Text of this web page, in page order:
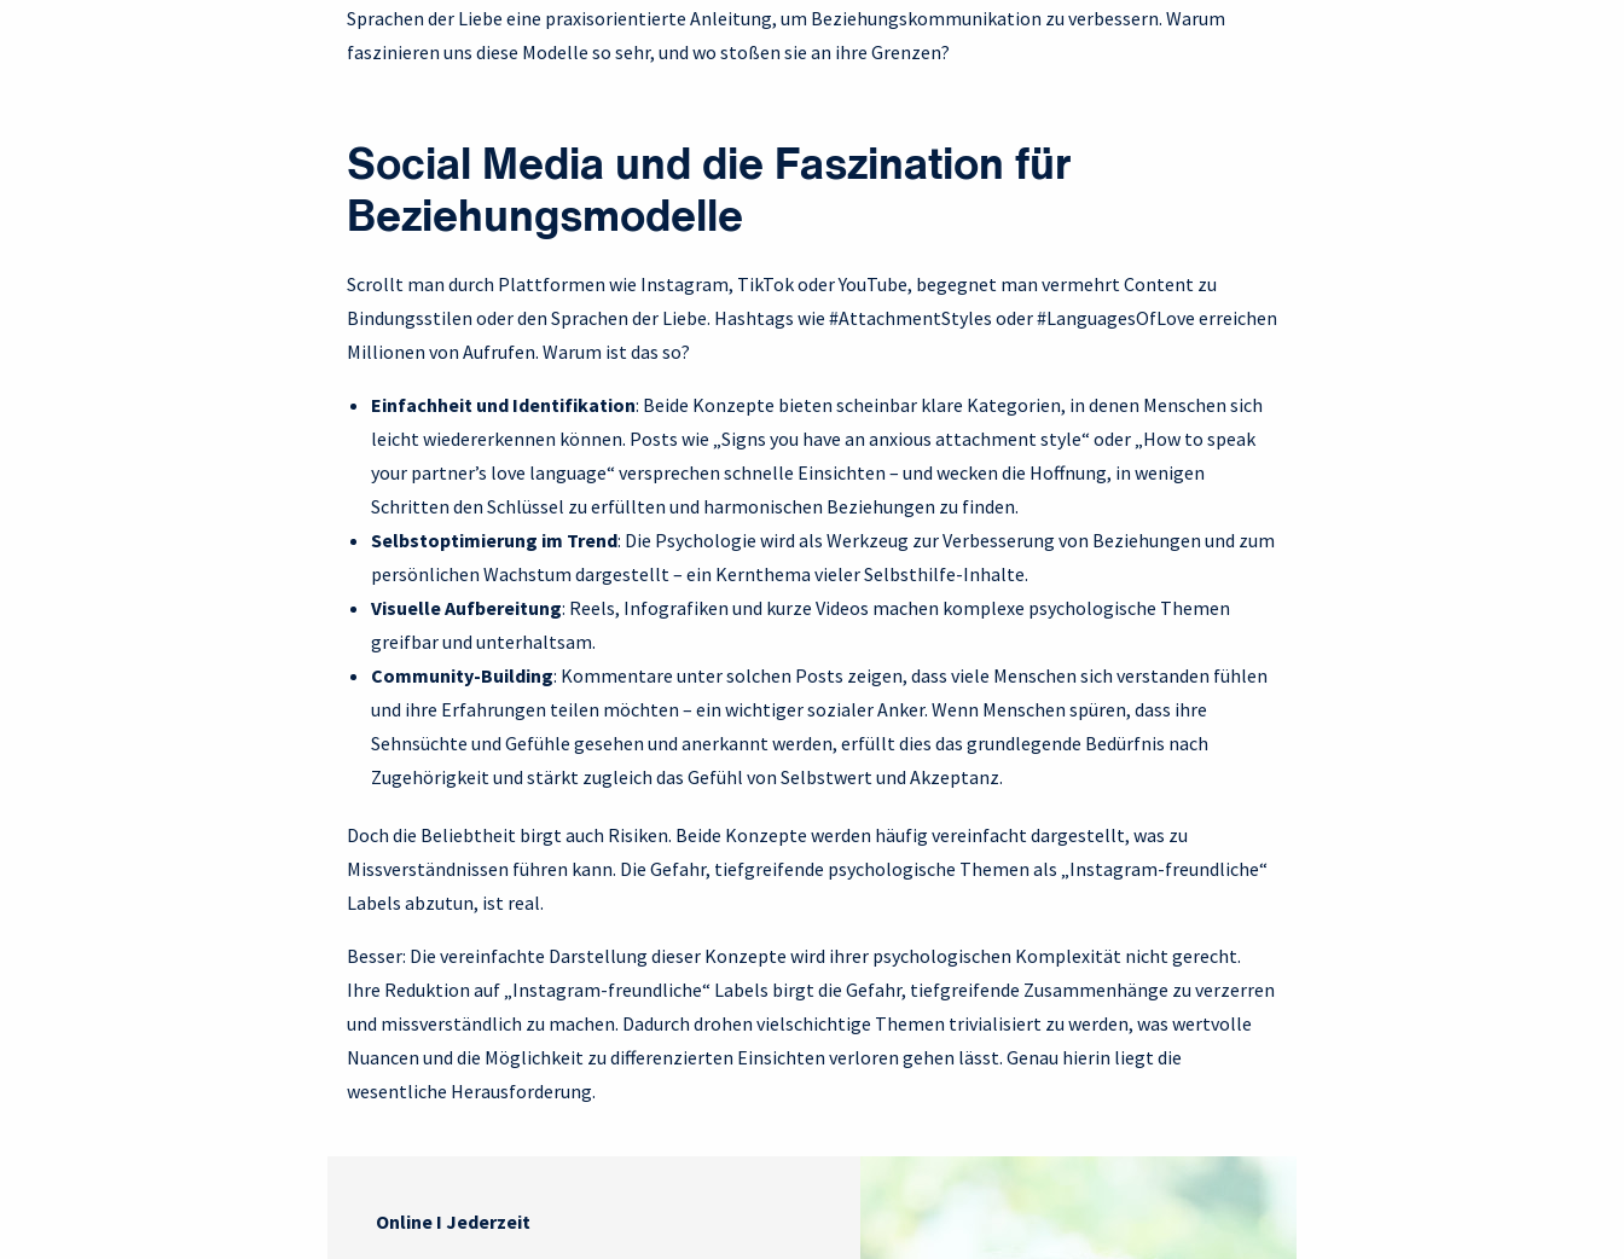
Sprachen der Liebe eine praxisorientierte Anleitung, um Beziehungskommunikation zu verbessern. Warum
faszinieren uns diese Modelle so sehr, und wo stoßen sie an ihre Grenzen?
Social Media und die Faszination für
Beziehungsmodelle
Scrollt man durch Plattformen wie Instagram, TikTok oder YouTube, begegnet man vermehrt Content zu
Bindungsstilen oder den Sprachen der Liebe. Hashtags wie #AttachmentStyles oder #LanguagesOfLove erreichen
Millionen von Aufrufen. Warum ist das so?
Einfachheit und Identifikation: Beide Konzepte bieten scheinbar klare Kategorien, in denen Menschen sich
leicht wiedererkennen können. Posts wie „Signs you have an anxious attachment style“ oder „How to speak
your partner’s love language“ versprechen schnelle Einsichten – und wecken die Hoffnung, in wenigen
Schritten den Schlüssel zu erfüllten und harmonischen Beziehungen zu finden.
Selbstoptimierung im Trend: Die Psychologie wird als Werkzeug zur Verbesserung von Beziehungen und zum
persönlichen Wachstum dargestellt – ein Kernthema vieler Selbsthilfe-Inhalte.
Visuelle Aufbereitung: Reels, Infografiken und kurze Videos machen komplexe psychologische Themen
greifbar und unterhaltsam.
Community-Building: Kommentare unter solchen Posts zeigen, dass viele Menschen sich verstanden fühlen
und ihre Erfahrungen teilen möchten – ein wichtiger sozialer Anker. Wenn Menschen spüren, dass ihre
Sehnsüchte und Gefühle gesehen und anerkannt werden, erfüllt dies das grundlegende Bedürfnis nach
Zugehörigkeit und stärkt zugleich das Gefühl von Selbstwert und Akzeptanz.
Doch die Beliebtheit birgt auch Risiken. Beide Konzepte werden häufig vereinfacht dargestellt, was zu
Missverständnissen führen kann. Die Gefahr, tiefgreifende psychologische Themen als „Instagram-freundliche“
Labels abzutun, ist real.
Besser: Die vereinfachte Darstellung dieser Konzepte wird ihrer psychologischen Komplexität nicht gerecht.
Ihre Reduktion auf „Instagram-freundliche“ Labels birgt die Gefahr, tiefgreifende Zusammenhänge zu verzerren
und missverständlich zu machen. Dadurch drohen vielschichtige Themen trivialisiert zu werden, was wertvolle
Nuancen und die Möglichkeit zu differenzierten Einsichten verloren gehen lässt. Genau hierin liegt die
wesentliche Herausforderung.
Online I Jederzeit